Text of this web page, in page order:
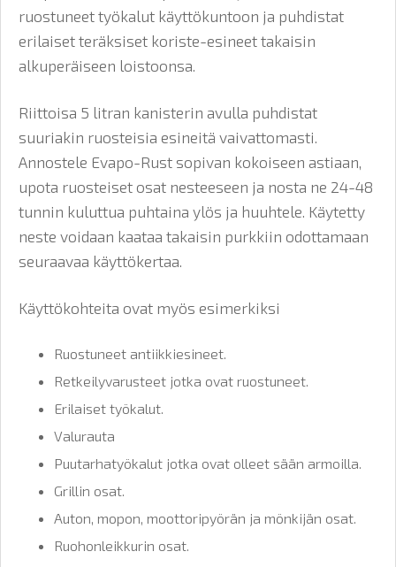
ruostuneet työkalut käyttökuntoon ja puhdistat
erilaiset teräksiset koriste-esineet takaisin
alkuperäiseen loistoonsa.
Riittoisa 5 litran kanisterin avulla puhdistat
suuriakin ruosteisia esineitä vaivattomasti.
Annostele Evapo-Rust sopivan kokoiseen astiaan,
upota ruosteiset osat nesteeseen ja nosta ne 24-48
tunnin kuluttua puhtaina ylös ja huuhtele. Käytetty
neste voidaan kaataa takaisin purkkiin odottamaan
seuraavaa käyttökertaa.
Käyttökohteita ovat myös esimerkiksi
Ruostuneet antiikkiesineet.
Retkeilyvarusteet jotka ovat ruostuneet.
Erilaiset työkalut.
Valurauta
Puutarhatyökalut jotka ovat olleet sään armoilla.
Grillin osat.
Auton, mopon, moottoripyörän ja mönkijän osat.
Ruohonleikkurin osat.